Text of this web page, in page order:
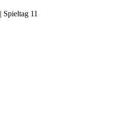
| Spieltag 11